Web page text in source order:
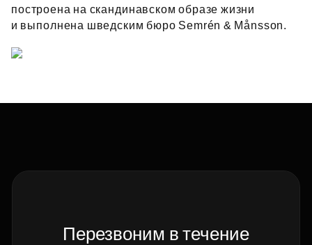
построена на скандинавском образе жизни
и выполнена шведским бюро Semrén & Månsson.
Перезвоним в течение